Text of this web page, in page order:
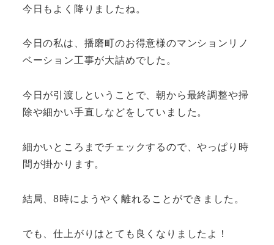
今日もよく降りましたね。
今日の私は、播磨町のお得意様のマンションリノ
ベーション工事が大詰めでした。
今日が引渡しということで、朝から最終調整や掃
除や細かい手直しなどをしていました。
細かいところまでチェックするので、やっぱり時
間が掛かります。
結局、8時にようやく離れることができました。
でも、仕上がりはとても良くなりましたよ！